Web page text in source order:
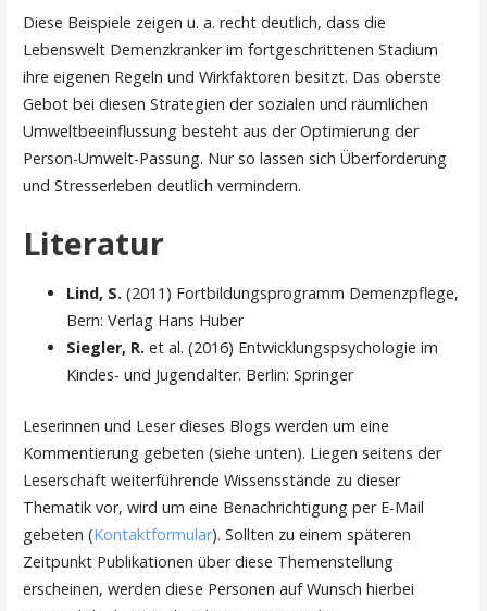
Diese Beispiele zeigen u. a. recht deutlich, dass die
Lebenswelt Demenzkranker im fortgeschrittenen Stadium
ihre eigenen Regeln und Wirkfaktoren besitzt. Das oberste
Gebot bei diesen Strategien der sozialen und räumlichen
Umweltbeeinflussung besteht aus der Optimierung der
Person-Umwelt-Passung. Nur so lassen sich Überforderung
und Stresserleben deutlich vermindern.
Literatur
Lind, S. (2011) Fortbildungsprogramm Demenzpflege,
Bern: Verlag Hans Huber
Siegler, R. et al. (2016) Entwicklungspsychologie im
Kindes- und Jugendalter. Berlin: Springer
Leserinnen und Leser dieses Blogs werden um eine
Kommentierung gebeten (siehe unten). Liegen seitens der
Leserschaft weiterführende Wissensstände zu dieser
Thematik vor, wird um eine Benachrichtigung per E-Mail
gebeten (Kontaktformular). Sollten zu einem späteren
Zeitpunkt Publikationen über diese Themenstellung
erscheinen, werden diese Personen auf Wunsch hierbei